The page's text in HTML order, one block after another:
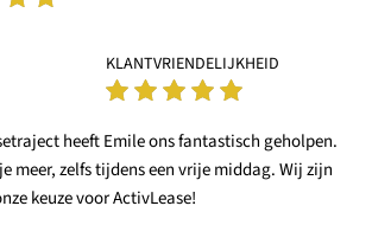
KLANTVRIENDELIJKHEID
heeft Emile ons fantastisch geholpen.
meer, zelfs tijdens een vrije middag. Wij zijn
keuze voor ActivLease!